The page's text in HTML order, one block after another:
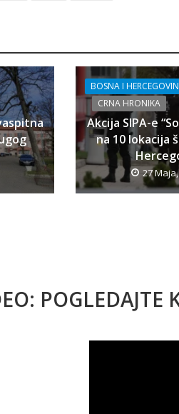
BOSNA I
CRNA HRONIKA
Akcija SIPA-e
na 10 lokacija
27
POGLEDAJTE